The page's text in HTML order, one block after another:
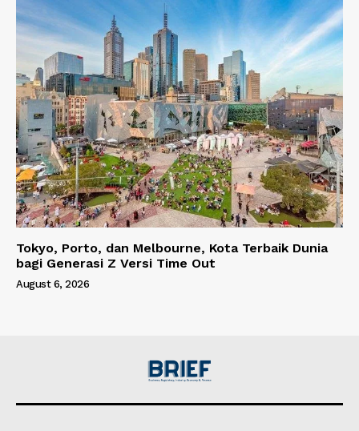
Tokyo, Porto, dan Melbourne, Kota Terbaik Dunia
bagi Generasi Z Versi Time Out
August 6, 2026